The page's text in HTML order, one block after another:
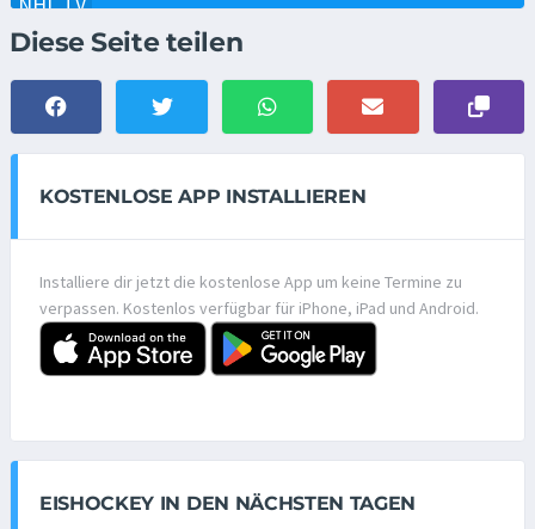
Diese Seite teilen
KOSTENLOSE APP INSTALLIEREN
Installiere dir jetzt die kostenlose App um keine Termine zu
verpassen. Kostenlos verfügbar für iPhone, iPad und Android.
EISHOCKEY IN DEN NÄCHSTEN TAGEN